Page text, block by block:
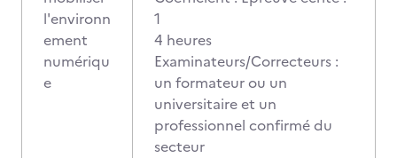
l'environn
ement
numériqu
e
1
4 heures
Examinateurs/Correcteurs :
un formateur ou un
universitaire et un
professionnel confirmé du
secteur